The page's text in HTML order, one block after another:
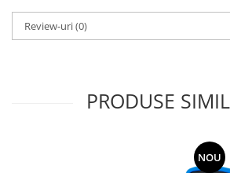
Review-uri(0)
PRODUSE
NOU